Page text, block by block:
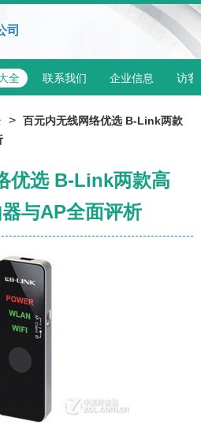
司
全 联系我们 企业信息 访客
> 百元内无线网络优选 B-Link两款
优选 B-Link两款高
与AP全面评析